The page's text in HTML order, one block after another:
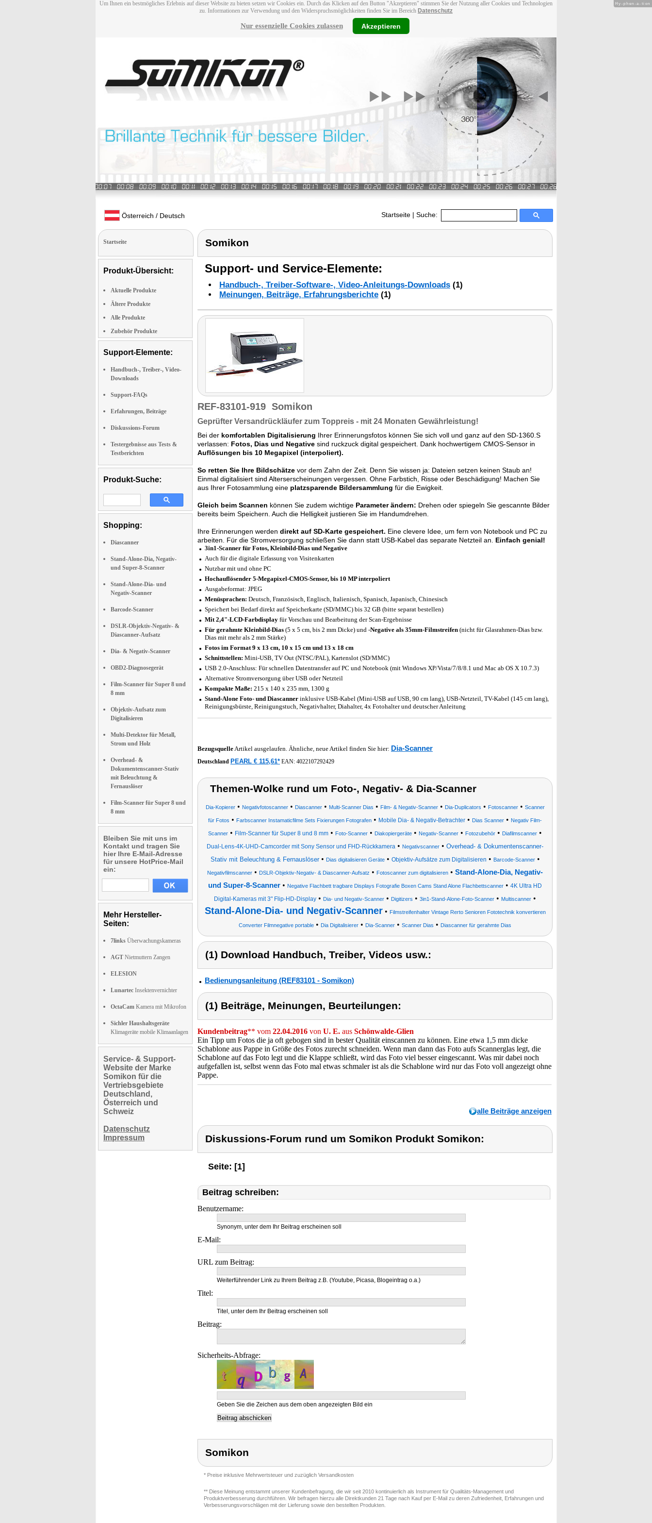
Um Ihnen ein bestmögliches Erlebnis auf dieser Website zu bieten setzen wir Cookies ein. Durch das Klicken auf den Button "Akzeptieren" stimmen Sie der Nutzung aller Cookies und Technologien
zu. Informationen zur Verwendung und den Widerspruchsmöglichkeiten finden Sie im Bereich Datenschutz
Nur essenzielle Cookies zulassen Akzeptieren
Österreich / Deutsch Startseite | Suche:
Startseite
Produkt-Übersicht:
Aktuelle Produkte
Ältere Produkte
Alle Produkte
Zubehör Produkte
Support-Elemente:
Handbuch-, Treiber-, Video-
Downloads
Support-FAQs
Erfahrungen, Beiträge
Diskussions-Forum
Testergebnisse aus Tests &
Testberichten
Produkt-Suche:
Shopping:
Diascanner
Stand-Alone-Dia, Negativ-
und Super-8-Scanner
Stand-Alone-Dia- und
Negativ-Scanner
Barcode-Scanner
DSLR-Objektiv-Negativ- &
Diascanner-Aufsatz
Dia- & Negativ-Scanner
OBD2-Diagnosegerät
Film-Scanner für Super 8 und
8 mm
Objektiv-Aufsatz zum
Digitalisieren
Multi-Detektor für Metall,
Strom und Holz
Overhead- &
Dokumentenscanner-Stativ
mit Beleuchtung &
Fernauslöser
Film-Scanner für Super 8 und
8 mm
Bleiben Sie mit uns im
Kontakt und tragen Sie
hier Ihre E-Mail-Adresse
für unsere HotPrice-Mail
ein:
Mehr Hersteller-
Seiten:
7links Überwachungskameras
AGT Nietmuttern Zangen
ELESION
Lunartec Insektenvernichter
OctaCam Kamera mit Mikrofon
Sichler Haushaltsgeräte
Klimageräte mobile Klimaanlagen
Service- & Support-
Website der Marke
Somikon für die
Vertriebsgebiete
Deutschland,
Österreich und
Schweiz
Datenschutz
Impressum
Somikon
Support- und Service-Elemente:
Handbuch-, Treiber-Software-, Video-Anleitungs-Downloads (1)
Meinungen, Beiträge, Erfahrungsberichte (1)
REF-83101-919 Somikon
Geprüfter Versandrückläufer zum Toppreis - mit 24 Monaten Gewährleistung!
Bei der komfortablen Digitalisierung Ihrer Erinnerungsfotos können Sie sich voll und ganz auf den SD-1360.S
verlassen: Fotos, Dias und Negative sind ruckzuck digital gespeichert. Dank hochwertigem CMOS-Sensor in
Auflösungen bis 10 Megapixel (interpoliert).
So retten Sie Ihre Bildschätze vor dem Zahn der Zeit. Denn Sie wissen ja: Dateien setzen keinen Staub an!
Einmal digitalisiert sind Alterserscheinungen vergessen. Ohne Farbstich, Risse oder Beschädigung! Machen Sie
aus Ihrer Fotosammlung eine platzsparende Bildersammlung für die Ewigkeit.
Gleich beim Scannen können Sie zudem wichtige Parameter ändern: Drehen oder spiegeln Sie gescannte Bilder
bereits beim Speichern. Auch die Helligkeit justieren Sie im Handumdrehen.
Ihre Erinnerungen werden direkt auf SD-Karte gespeichert. Eine clevere Idee, um fern von Notebook und PC zu
arbeiten. Für die Stromversorgung schließen Sie dann statt USB-Kabel das separate Netzteil an. Einfach genial!
3in1-Scanner für Fotos, Kleinbild-Dias und Negative
Auch für die digitale Erfassung von Visitenkarten
Nutzbar mit und ohne PC
Hochauflösender 5-Megapixel-CMOS-Sensor, bis 10 MP interpoliert
Ausgabeformat: JPEG
Menüsprachen: Deutsch, Französisch, Englisch, Italienisch, Spanisch, Japanisch, Chinesisch
Speichert bei Bedarf direkt auf Speicherkarte (SD/MMC) bis 32 GB (bitte separat bestellen)
Mit 2,4"-LCD-Farbdisplay für Vorschau und Bearbeitung der Scan-Ergebnisse
Für gerahmte Kleinbild-Dias (5 x 5 cm, bis 2 mm Dicke) und -Negative als 35mm-Filmstreifen (nicht für Glasrahmen-Dias bzw.
Dias mit mehr als 2 mm Stärke)
Fotos im Format 9 x 13 cm, 10 x 15 cm und 13 x 18 cm
Schnittstellen: Mini-USB, TV Out (NTSC/PAL), Kartenslot (SD/MMC)
USB 2.0-Anschluss: Für schnellen Datentransfer auf PC und Notebook (mit Windows XP/Vista/7/8/8.1 und Mac ab OS X 10.7.3)
Alternative Stromversorgung über USB oder Netzteil
Kompakte Maße: 215 x 140 x 235 mm, 1300 g
Stand-Alone Foto- und Diascanner inklusive USB-Kabel (Mini-USB auf USB, 90 cm lang), USB-Netzteil, TV-Kabel (145 cm lang),
Reinigungsbürste, Reinigungstuch, Negativhalter, Diahalter, 4x Fotohalter und deutscher Anleitung
BezugsquelleArtikel ausgelaufen. Ähnliche, neue Artikel finden Sie hier: Dia-Scanner
Deutschland PEARL € 115,61* EAN: 4022107292429
Themen-Wolke rund um Foto-, Negativ- & Dia-Scanner
Dia-Kopierer• Negativfotoscanner• Diascanner• Multi-Scanner Dias • Film- & Negativ-Scanner• Dia-Duplicators • Fotoscanner• Scanner
für Fotos • Farbscanner Instamaticfilme Sets Fixierungen Fotografen • Mobile Dia- & Negativ-Betrachter • Dias Scanner • Negativ Film-
Scanner • Film-Scanner für Super 8 und 8 mm • Foto-Scanner • Diakopiergeräte • Negativ-Scanner • Fotozubehör • Diafilmscanner •
Dual-Lens-4K-UHD-Camcorder mit Sony Sensor und FHD-Rückkamera • Negativscanner • Overhead- & Dokumentenscanner-
Stativ mit Beleuchtung & Fernauslöser• Dias digitalisieren Geräte• Objektiv-Aufsätze zum Digitalisieren • Barcode-Scanner•
Negativfilmscanner • DSLR-Objektiv-Negativ- & Diascanner-Aufsatz • Fotoscanner zum digitalisieren • Stand-Alone-Dia, Negativ-
und Super-8-Scanner • Negative Flachbett tragbare Displays Fotografie Boxen Cams Stand Alone Flachbettscanner • 4K Ultra HD
Digital-Kameras mit 3" Flip-HD-Display • Dia- und Negativ-Scanner • Digitizers • 3in1-Stand-Alone-Foto-Scanner • Multiscanner •
Stand-Alone-Dia- und Negativ-Scanner• Filmstreifenhalter Vintage Rerto Senioren Fototechnik konvertieren
Converter Filmnegative portable • Dia Digitalisierer • Dia-Scanner • Scanner Dias • Diascanner für gerahmte Dias
(1) Download Handbuch, Treiber, Videos usw.:
Bedienungsanleitung (REF83101 - Somikon)
(1) Beiträge, Meinungen, Beurteilungen:
Kundenbeitrag** vom 22.04.2016 von U. E. aus Schönwalde-Glien
Ein Tipp um Fotos die ja oft gebogen sind in bester Qualität einscannen zu können. Eine etwa 1,5 mm dicke
Schablone aus Pappe in Größe des Fotos zurecht schneiden. Wenn man dann das Foto aufs Scannerglas legt, die
Schablone auf das Foto legt und die Klappe schließt, wird das Foto viel besser eingescannt. Was mir dabei noch
aufgefallen ist, selbst wenn das Foto mal etwas schmaler ist als die Schablone wird nur das Foto voll angezeigt ohne
Pappe.
alle Beiträge anzeigen
Diskussions-Forum rund um Somikon Produkt Somikon:
Seite: [1]
Beitrag schreiben:
Benutzername:
Synonym, unter dem Ihr Beitrag erscheinen soll
E-Mail:
URL zum Beitrag:
Weiterführender Link zu Ihrem Beitrag z.B. (Youtube, Picasa, Blogeintrag o.a.)
Titel:
Titel, unter dem Ihr Beitrag erscheinen soll
Beitrag:
Sicherheits-Abfrage:
Geben Sie die Zeichen aus dem oben angezeigten Bild ein
Somikon
* Preise inklusive Mehrwertsteuer und zuzüglich Versandkosten
** Diese Meinung entstammt unserer Kundenbefragung, die wir seit 2010 kontinuierlich als Instrument für Qualitäts-Management und
Produktverbesserung durchführen. Wir befragen hierzu alle Direktkunden 21 Tage nach Kauf per E-Mail zu deren Zufriedenheit, Erfahrungen und
Verbesserungsvorschlägen mit der Lieferung sowie den bestellten Produkten.
Hy-phen-a-tion